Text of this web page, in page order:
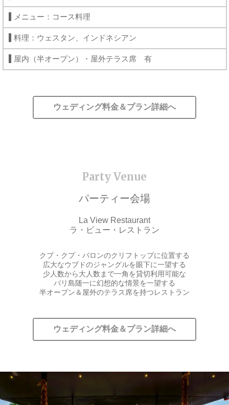
メニュー：コース料理
料理：ウェスタン、インドネシアン
屋内（半オープン）・屋外テラス席 有
ウェディング料金＆プラン詳細へ
パーティー会場
La View Restaurant
ラ・ビュー・レストラン
クプ・クプ・バロンのクリフトップに位置する
広大なウブドのジャングルを眼下に一望する
少人数から大人数まで一角を貸切利用可能な
バリ島随一に幻想的な情景を一望する
半オープン＆屋外のテラス席を持つレストラン
ウェディング料金＆プラン詳細へ